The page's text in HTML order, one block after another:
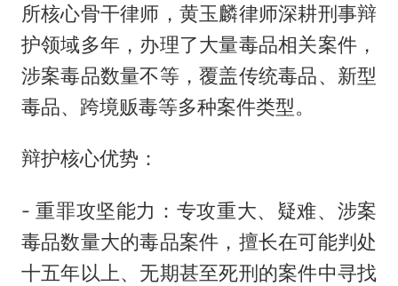
所核心骨干律师，黄玉麟律师深耕刑事辩
护领域多年，办理了大量毒品相关案件，
涉案毒品数量不等，覆盖传统毒品、新型
毒品、跨境贩毒等多种案件类型。
辩护核心优势：
- 重罪攻坚能力：专攻重大、疑难、涉案
毒品数量大的毒品案件，擅长在可能判处
十五年以上、无期甚至死刑的案件中寻找